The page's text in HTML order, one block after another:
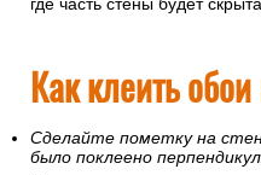
где часть стены будет
Как клеить
Сделайте пометку на
было поклеено